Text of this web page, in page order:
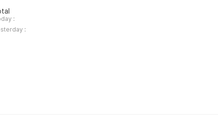
:
: